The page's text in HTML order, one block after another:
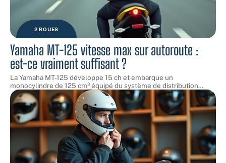
2 ROUES
Yamaha MT-125 vitesse max sur autoroute :
est-ce vraiment suffisant ?
La Yamaha MT-125 développe 15 ch et embarque un
monocylindre de 125 cm³ équipé du système de distribution…